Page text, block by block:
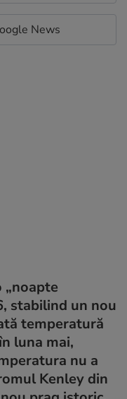
News
stabilind un nou
temperatură
luna mai,
nu a
Kenley din